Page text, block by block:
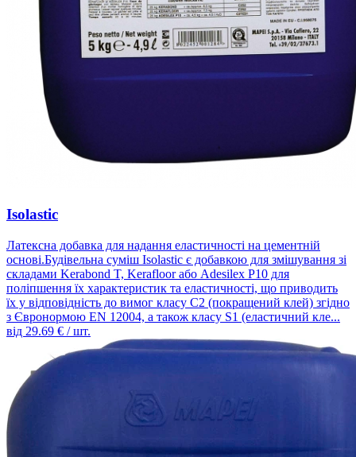
Isolastic
Латексна добавка для надання еластичності на цементній
основі.Будівельна суміш Isolastic є добавкою для змішування зі
складами Kerabond T, Kerafloor або Adesilex P10 для
поліпшення їх характеристик та еластичності, що приводить
їх у відповідність до вимог класу С2 (покращений клей) згідно
з Євронормою EN 12004, а також класу S1 (еластичний кле...
від 29.69 € / шт.